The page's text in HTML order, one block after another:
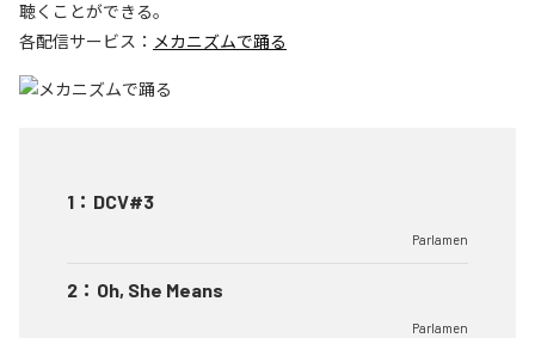
聴くことができる。
各配信サービス： メカニズムで踊る
1 ： DCV#3
Parlamen
2 ： Oh, She Means
Parlamen